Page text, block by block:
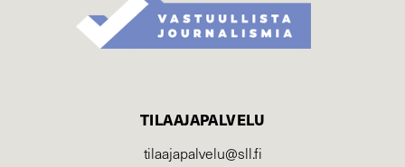
TILAAJAPALVELU
tilaajapalvelu@sll.fi